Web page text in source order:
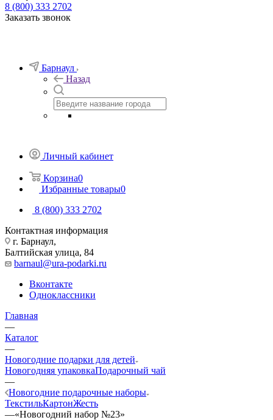
8 (800) 333 2702
Заказать звонок
Барнаул
Назад
Личный кабинет
Корзина0
Избранные товары0
8 (800) 333 2702
Контактная информация
г. Барнаул,
Балтийская улица, 84
barnaul@ura-podarki.ru
Вконтакте
Одноклассники
Главная
—
Каталог
—
Новогодние подарки для детей
Новогодняя упаковкаПодарочный чай
—
Новогодние подарочные наборы
ТекстильКартонЖесть
—«Новогодний набор №23»